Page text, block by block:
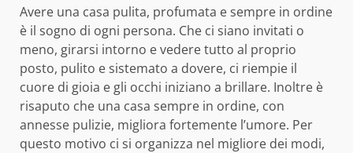
Avere una casa pulita, profumata e sempre in ordine
è il sogno di ogni persona. Che ci siano invitati o
meno, girarsi intorno e vedere tutto al proprio
posto, pulito e sistemato a dovere, ci riempie il
cuore di gioia e gli occhi iniziano a brillare. Inoltre è
risaputo che una casa sempre in ordine, con
annesse pulizie, migliora fortemente l’umore. Per
questo motivo ci si organizza nel migliore dei modi,